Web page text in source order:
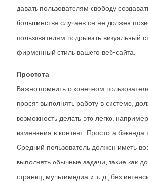
давать пользователям свободу
большинстве случаев он не должен
пользователям подрывать визуальный
фирменный стиль вашего веб-сайта.
Простота
Важно помнить о конечном
просят выполнять работу в системе,
возможность делать это легко,
изменения в контент. Простота бэкенда
Средний пользователь должен иметь
выполнять обычные задачи, такие как
страниц, мультимедиа и т. д., без